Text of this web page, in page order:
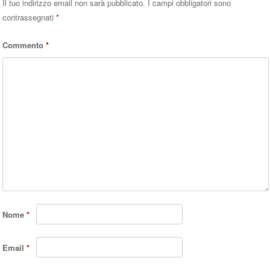
Il tuo indirizzo email non sarà pubblicato. I campi obbligatori sono
contrassegnati*
Commento*
Nome*
Email*